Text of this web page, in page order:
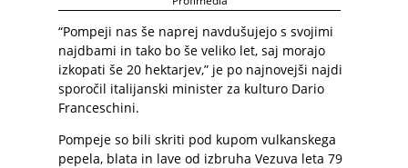
“Pompeji nas še naprej navdušujejo s svojimi
najdbami in tako bo še veliko let, saj morajo
izkopati še 20 hektarjev,” je po najnovejši najdi
sporočil italijanski minister za kulturo Dario
Franceschini.
Pompeje so bili skriti pod kupom vulkanskega
pepela, blata in lave od izbruha Vezuva leta 79